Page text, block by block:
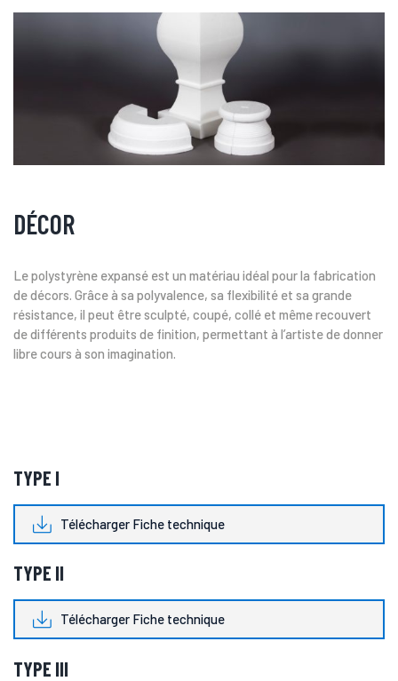
DÉCOR
Le polystyrène expansé est un matériau idéal pour la fabrication
de décors. Grâce à sa polyvalence, sa flexibilité et sa grande
résistance, il peut être sculpté, coupé, collé et même recouvert
de différents produits de finition, permettant à l’artiste de donner
libre cours à son imagination.
TYPE I
Télécharger Fiche technique
TYPE II
Télécharger Fiche technique
TYPE III